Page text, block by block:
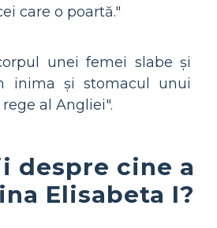
care o poartă."
unei femei slabe și
inima și stomacul unui
al Angliei".
despre cine a
Elisabeta I?